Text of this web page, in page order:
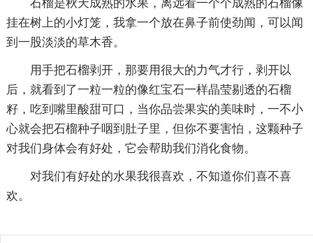
石榴是秋天成熟的水果，离远看一个个成熟的石榴像
挂在树上的小灯笼，我拿一个放在鼻子前使劲闻，可以闻
到一股淡淡的草木香。
用手把石榴剥开，那要用很大的力气才行，剥开以
后，就看到了一粒一粒的像红宝石一样晶莹剔透的石榴
籽，吃到嘴里酸甜可口，当你品尝果实的美味时，一不小
心就会把石榴种子咽到肚子里，但你不要害怕，这颗种子
对我们身体会有好处，它会帮助我们消化食物。
对我们有好处的水果我很喜欢，不知道你们喜不喜
欢。